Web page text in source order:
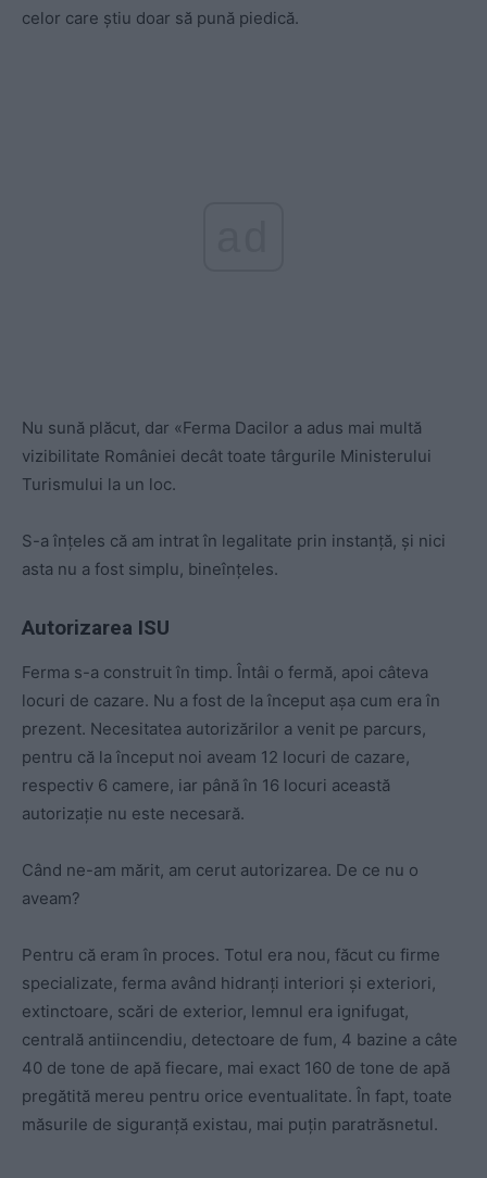
celor care știu doar să pună piedică.
Nu sună plăcut, dar «Ferma Dacilor a adus mai multă
vizibilitate României decât toate târgurile Ministerului
Turismului la un loc.
S-a înțeles că am intrat în legalitate prin instanță, și nici
asta nu a fost simplu, bineînțeles.
Autorizarea ISU
Ferma s-a construit în timp. Întâi o fermă, apoi câteva
locuri de cazare. Nu a fost de la început așa cum era în
prezent. Necesitatea autorizărilor a venit pe parcurs,
pentru că la început noi aveam 12 locuri de cazare,
respectiv 6 camere, iar până în 16 locuri această
autorizație nu este necesară.
Când ne-am mărit, am cerut autorizarea. De ce nu o
aveam?
Pentru că eram în proces. Totul era nou, făcut cu firme
specializate, ferma având hidranți interiori și exteriori,
extinctoare, scări de exterior, lemnul era ignifugat,
centrală antiincendiu, detectoare de fum, 4 bazine a câte
40 de tone de apă fiecare, mai exact 160 de tone de apă
pregătită mereu pentru orice eventualitate. În fapt, toate
măsurile de siguranță existau, mai puțin paratrăsnetul.